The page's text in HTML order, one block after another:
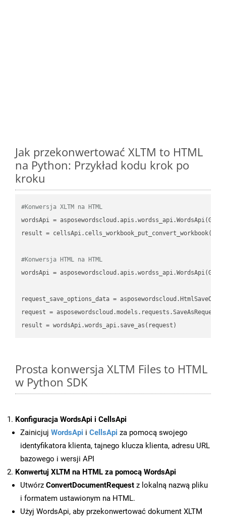
Jak przekonwertować XLTM to HTML
na Python: Przykład kodu krok po
kroku
#Konwersja XLTM na HTML
wordsApi =
result =
#Konwersja HTML na HTML
wordsApi =
request_save_options_data =
request
result
Prosta konwersja XLTM Files to HTML
w Python SDK
Konfiguracja WordsApi i CellsApi
Zainicjuj WordsApi i CellsApi za pomocą swojego
identyfikatora klienta, tajnego klucza klienta, adresu URL
bazowego i wersji API
Konwertuj XLTM na HTML za pomocą WordsApi
Utwórz ConvertDocumentRequest z lokalną nazwą pliku
i formatem ustawionym na HTML.
Użyj WordsApi, aby przekonwertować dokument XLTM